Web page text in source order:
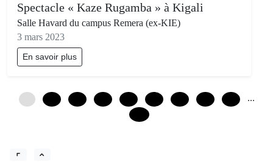
Spectacle « Kaze Rugamba » à Kigali
Salle Havard du campus Remera (ex-KIE)
3 mars 2023
En savoir plus
...